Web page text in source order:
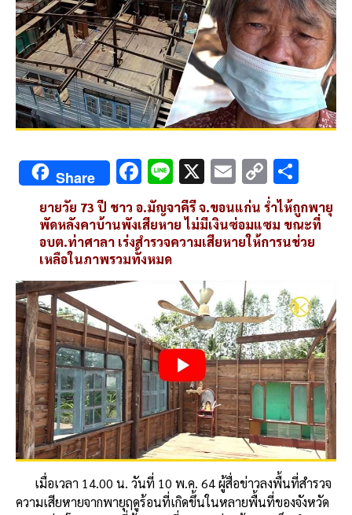
Share F
ac
e
b
o
k
Li
n
e
X E
m
ai
l
C
o
py
Li
k
h
ar
e
ยายวัย 73 ปี ชาว อ.มัญจาคีรี จ.ขอนแก่น ร่ำไห้ถูกพายุ
พัดหลังคาบ้านพังเสียหาย ไม่มีเงินซ่อมแซม ขณะที่
อบต.ท่าศาลา เร่งสำรวจความเสียหายให้การนช่วย
เหลือในภาพรวมทั้งหมด
เมื่อเวลา 14.00 น. วันที่ 10 พ.ค. 64 ผู้สื่อข่าวลงพื้นที่สำรวจ
ความเสียหายจากพายุฤดูร้อนที่เกิดขึ้นในหลายพื้นที่ของจังหวัด